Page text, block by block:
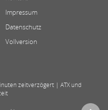
Impressum
Datenschutz
Vollversion
zeitverzögert | ATX und